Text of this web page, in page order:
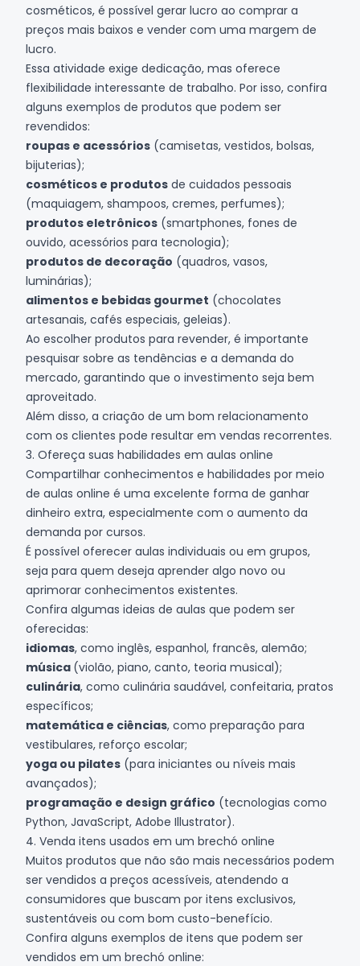
cosméticos, é possível gerar lucro ao comprar a
preços mais baixos e vender com uma margem de
lucro.
Essa atividade exige dedicação, mas oferece
flexibilidade interessante de trabalho. Por isso, confira
alguns exemplos de produtos que podem ser
revendidos:
roupas e acessórios (camisetas, vestidos, bolsas,
bijuterias);
cosméticos e produtos de cuidados pessoais
(maquiagem, shampoos, cremes, perfumes);
produtos eletrônicos (smartphones, fones de
ouvido, acessórios para tecnologia);
produtos de decoração (quadros, vasos,
luminárias);
alimentos e bebidas gourmet (chocolates
artesanais, cafés especiais, geleias).
Ao escolher produtos para revender, é importante
pesquisar sobre as tendências e a demanda do
mercado, garantindo que o investimento seja bem
aproveitado.
Além disso, a criação de um bom relacionamento
com os clientes pode resultar em vendas recorrentes.
3. Ofereça suas habilidades em aulas online
Compartilhar conhecimentos e habilidades por meio
de aulas online é uma excelente forma de ganhar
dinheiro extra, especialmente com o aumento da
demanda por cursos.
É possível oferecer aulas individuais ou em grupos,
seja para quem deseja aprender algo novo ou
aprimorar conhecimentos existentes.
Confira algumas ideias de aulas que podem ser
oferecidas:
idiomas, como inglês, espanhol, francês, alemão;
música (violão, piano, canto, teoria musical);
culinária, como culinária saudável, confeitaria, pratos
específicos;
matemática e ciências, como preparação para
vestibulares, reforço escolar;
yoga ou pilates (para iniciantes ou níveis mais
avançados);
programação e design gráfico (tecnologias como
Python, JavaScript, Adobe Illustrator).
4. Venda itens usados em um brechó online
Muitos produtos que não são mais necessários podem
ser vendidos a preços acessíveis, atendendo a
consumidores que buscam por itens exclusivos,
sustentáveis ou com bom custo-benefício.
Confira alguns exemplos de itens que podem ser
vendidos em um brechó online: